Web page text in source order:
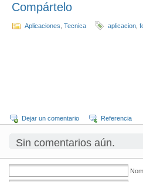
Compártelo
Aplicaciones Tecnica aplicacion
Dejar un comentario Referencia
Sin comentarios aún.